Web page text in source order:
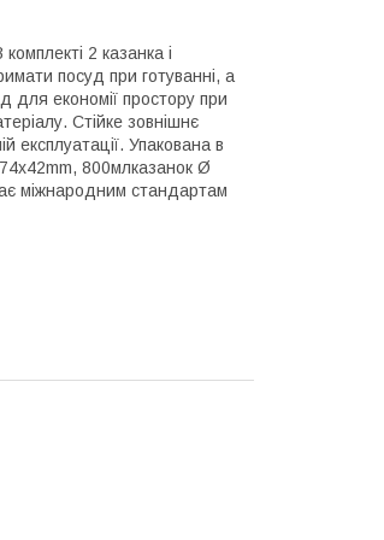
2 казанка і
посуд при готуванні, а
для економії простору при
Стійке зовнішнє
експлуатації. Упакована в
800млказанок Ø
міжнародним стандартам